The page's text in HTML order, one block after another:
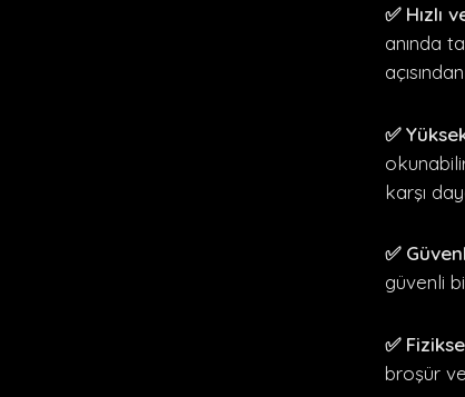
✅ Hızlı
anında
✅
karşı
✅
güvenli
✅
broşür